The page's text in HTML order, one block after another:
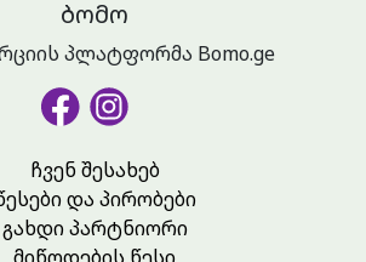
ᲑᲝᲛᲝ
პლატფორმა Bomo.ge
ჩვენ შესახებ
და პირობები
გახდი პარტნიორი